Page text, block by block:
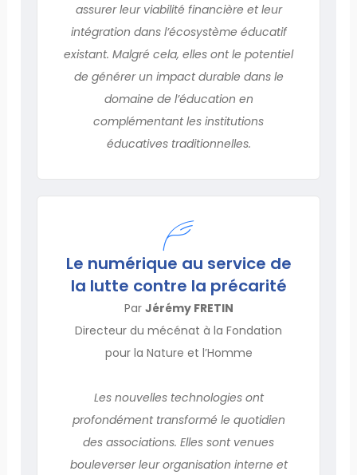
assurer leur viabilité financière et leur
intégration dans l’écosystème éducatif
existant. Malgré cela, elles ont le potentiel
de générer un impact durable dans le
domaine de l’éducation en
complémentant les institutions
éducatives traditionnelles.
Le numérique au service de
la lutte contre la précarité
Par Jérémy FRETIN
Directeur du mécénat à la Fondation
pour la Nature et l’Homme
Les nouvelles technologies ont
profondément transformé le quotidien
des associations. Elles sont venues
bouleverser leur organisation interne et